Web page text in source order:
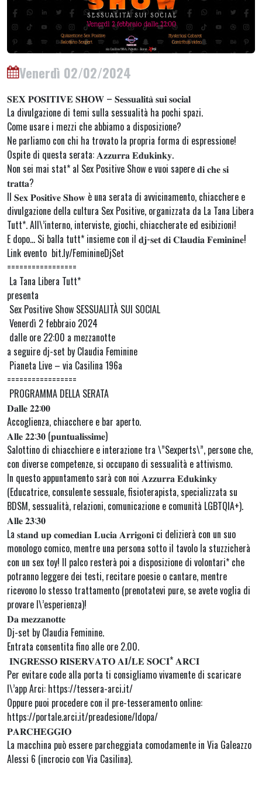
Venerdì 02/02/2024
𝐒𝐄𝐗 𝐏𝐎𝐒𝐈𝐓𝐈𝐕𝐄 𝐒𝐇𝐎𝐖 – 𝐒𝐞𝐬𝐬𝐮𝐚𝐥𝐢𝐭𝐚̀ 𝐬𝐮𝐢 𝐬𝐨𝐜𝐢𝐚𝐥
La divulgazione di temi sulla sessualità ha pochi spazi.
Come usare i mezzi che abbiamo a disposizione?
Ne parliamo con chi ha trovato la propria forma di espressione!
Ospite di questa serata: 𝐀𝐳𝐳𝐮𝐫𝐫𝐚 𝐄𝐝𝐮𝐤𝐢𝐧𝐤𝐲.
Non sei mai stat* al Sex Positive Show e vuoi sapere 𝐝𝐢 𝐜𝐡𝐞 𝐬𝐢
𝐭𝐫𝐚𝐭𝐭𝐚?
Il 𝐒𝐞𝐱 𝐏𝐨𝐬𝐢𝐭𝐢𝐯𝐞 𝐒𝐡𝐨𝐰 è una serata di avvicinamento, chiacchere e
divulgazione della cultura Sex Positive, organizzata da La Tana Libera
Tutt*. All\’interno, interviste, giochi, chiaccherate ed esibizioni!
E dopo… Si balla tutt* insieme con il 𝐝𝐣-𝐬𝐞𝐭 𝐝𝐢 𝐂𝐥𝐚𝐮𝐝𝐢𝐚 𝐅𝐞𝐦𝐢𝐧𝐢𝐧𝐞!
Link evento bit.ly/FeminineDjSet
=================
La Tana Libera Tutt*
presenta
Sex Positive Show SESSUALITÀ SUI SOCIAL
Venerdì 2 febbraio 2024
dalle ore 22:00 a mezzanotte
a seguire dj-set by Claudia Feminine
Pianeta Live – via Casilina 196a
=================
PROGRAMMA DELLA SERATA
𝐃𝐚𝐥𝐥𝐞 𝟐𝟐:𝟎𝟎
Accoglienza, chiacchere e bar aperto.
𝐀𝐥𝐥𝐞 𝟐𝟐:𝟑𝟎 (𝐩𝐮𝐧𝐭𝐮𝐚𝐥𝐢𝐬𝐬𝐢𝐦𝐞)
Salottino di chiacchiere e interazione tra \”Sexperts\”, persone che,
con diverse competenze, si occupano di sessualità e attivismo.
In questo appuntamento sarà con noi 𝐀𝐳𝐳𝐮𝐫𝐫𝐚 𝐄𝐝𝐮𝐤𝐢𝐧𝐤𝐲
(Educatrice, consulente sessuale, fisioterapista, specializzata su
BDSM, sessualità, relazioni, comunicazione e comunità LGBTQIA+).
𝐀𝐥𝐥𝐞 𝟐𝟑:𝟑𝟎
La 𝐬𝐭𝐚𝐧𝐝 𝐮𝐩 𝐜𝐨𝐦𝐞𝐝𝐢𝐚𝐧 𝐋𝐮𝐜𝐢𝐚 𝐀𝐫𝐫𝐢𝐠𝐨𝐧𝐢 ci delizierà con un suo
monologo comico, mentre una persona sotto il tavolo la stuzzicherà
con un sex toy! Il palco resterà poi a disposizione di volontari* che
potranno leggere dei testi, recitare poesie o cantare, mentre
ricevono lo stesso trattamento (prenotatevi pure, se avete voglia di
provare l\’esperienza)!
𝐃𝐚 𝐦𝐞𝐳𝐳𝐚𝐧𝐨𝐭𝐭𝐞
Dj-set by Claudia Feminine.
Entrata consentita fino alle ore 2.00.
𝐈𝐍𝐆𝐑𝐄𝐒𝐒𝐎 𝐑𝐈𝐒𝐄𝐑𝐕𝐀𝐓𝐎 𝐀𝐈/𝐋𝐄 𝐒𝐎𝐂𝐈* 𝐀𝐑𝐂𝐈
Per evitare code alla porta ti consigliamo vivamente di scaricare
l\’app Arci: https://tessera-arci.it/
Oppure puoi procedere con il pre-tesseramento online:
https://portale.arci.it/preadesione/ldopa/
𝐏𝐀𝐑𝐂𝐇𝐄𝐆𝐆𝐈𝐎
La macchina può essere parcheggiata comodamente in Via Galeazzo
Alessi 6 (incrocio con Via Casilina).